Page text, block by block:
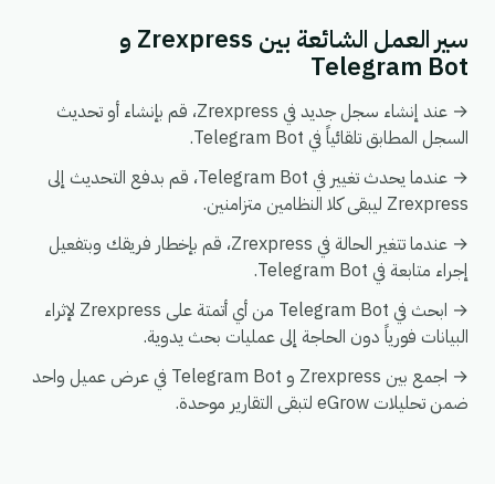
سير العمل الشائعة بين Zrexpress و
Telegram Bot
→ عند إنشاء سجل جديد في Zrexpress، قم بإنشاء أو تحديث
السجل المطابق تلقائياً في Telegram Bot.
→ عندما يحدث تغيير في Telegram Bot، قم بدفع التحديث إلى
Zrexpress ليبقى كلا النظامين متزامنين.
→ عندما تتغير الحالة في Zrexpress، قم بإخطار فريقك وبتفعيل
إجراء متابعة في Telegram Bot.
→ ابحث في Telegram Bot من أي أتمتة على Zrexpress لإثراء
البيانات فورياً دون الحاجة إلى عمليات بحث يدوية.
→ اجمع بين Zrexpress و Telegram Bot في عرض عميل واحد
ضمن تحليلات eGrow لتبقى التقارير موحدة.